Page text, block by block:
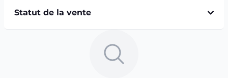
Statut de la vente